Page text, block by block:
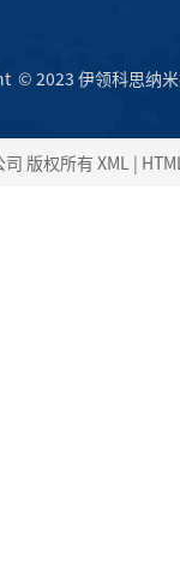
© 2023 伊领科思纳
版权所有XML|